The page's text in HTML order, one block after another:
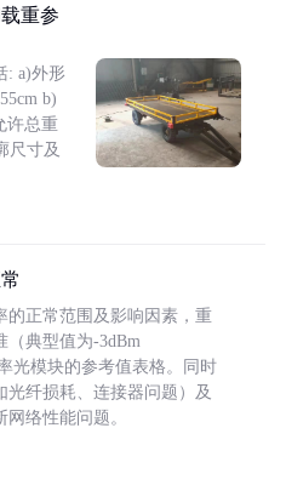
重参
: a)外形
b)
许总重
尺寸及
的正常范围及影响因素，重
（典型值为-3dBm
光模块的参考值表格。同时
纤损耗、连接器问题）及
络性能问题。